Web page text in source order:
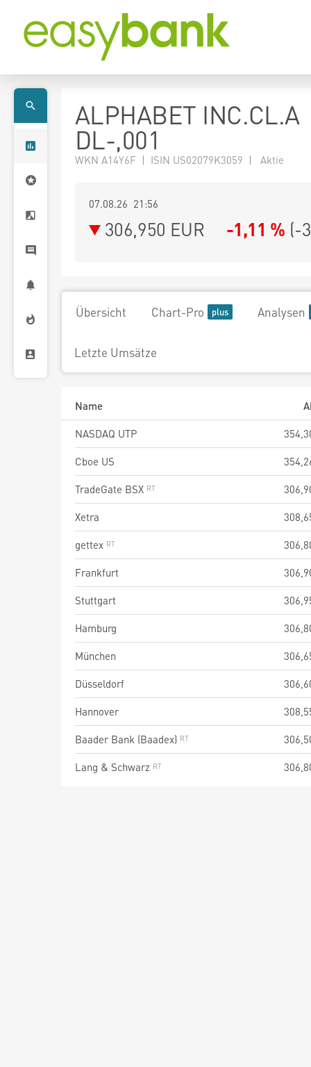
ALPHABET INC.CL.A
DL-,001
WKN A14Y6F | ISIN US02079K3059 | Aktie
07.08.26 21:56
306,950 EUR -1,11 % (-
Übersicht Chart-Pro Analysen
Letzte Umsätze
Name
NASDAQ UTP
Cboe US
TradeGate BSX
Xetra
gettex
Frankfurt
Stuttgart
Hamburg
München
Düsseldorf
Hannover
Baader Bank (Baadex)
Lang & Schwarz